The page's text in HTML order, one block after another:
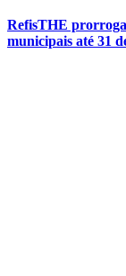
RefisTHE
municipais até 31